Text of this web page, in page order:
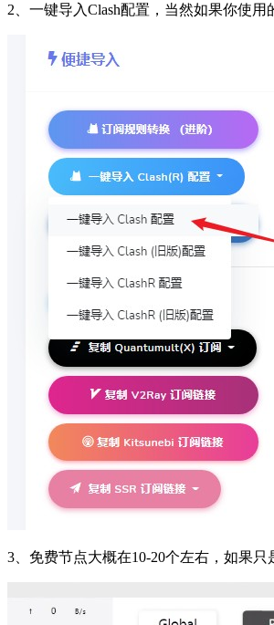
2、一键导入Clash配置，当然如果你使
3、免费节点大概在10-20个左右，如果